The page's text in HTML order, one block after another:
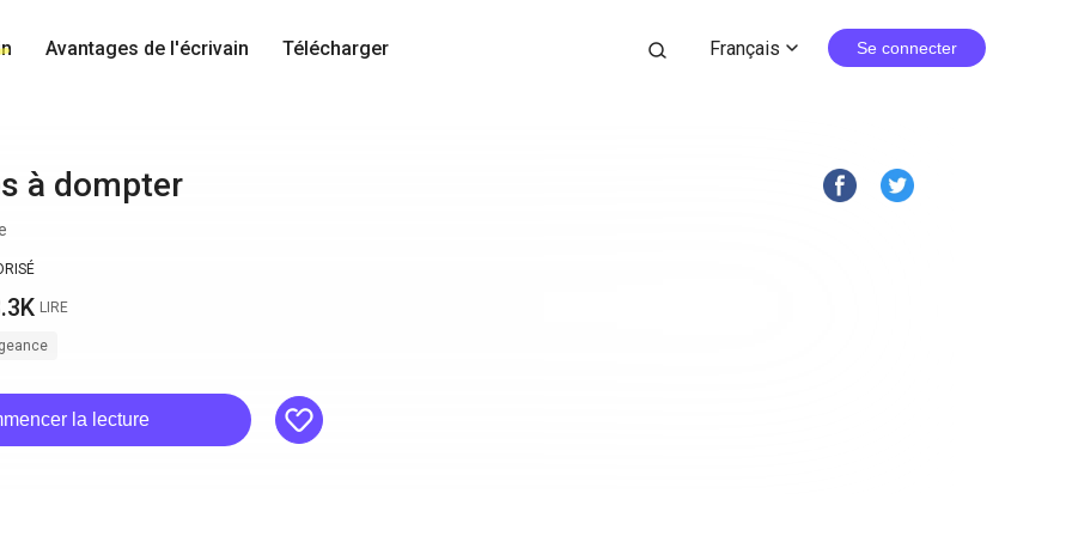
Avantages de l'écrivain Télécharger search Français expand_more Se connecter
à dompter
LIRE
la lecture like